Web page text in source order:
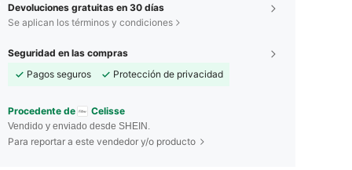
Devoluciones gratuitas en 30 días
Se aplican los términos y condiciones
Seguridad en las compras
Pagos seguros
Protección de privacidad
Procedente de Celisse
Vendido y enviado desde SHEIN.
Para reportar a este vendedor y/o producto